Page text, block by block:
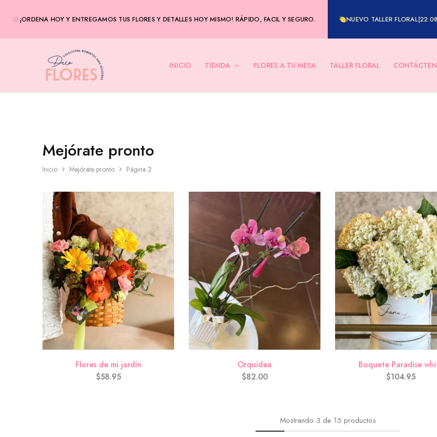
¡ORDENA HOY Y ENTREGAMOS TUS FLORES Y DETALLES HOY MISMO! RÁPIDO, FACIL Y SEGURO. NUEVO TALLER
Decoflores
Panamá
Envía
flores
domicilio
en
Panamá
INICIO TIENDA FLORES A TU MESA TALLER FLORAL
Mejórate pronto
Inicio Mejórate pronto Página 2
Flores de mi jardín
$58.95
Orquídea
$82.00
Boquete Paradise
$104.95
Mostrando 3 de 15 productos